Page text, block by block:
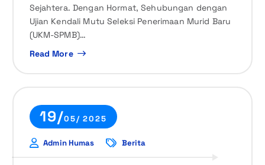
Sejahtera. Dengan Hormat, Sehubungan dengan
Ujian Kendali Mutu Seleksi Penerimaan Murid Baru
(UKM-SPMB)…
Read More
19/05/ 2025
Admin Humas Berita